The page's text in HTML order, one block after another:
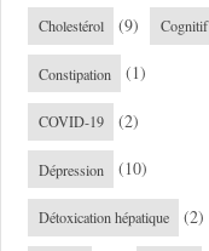
Cholestérol (9) Cognitif
Constipation (1)
COVID-19 (2)
Dépression (10)
Détoxication hépatique (2)